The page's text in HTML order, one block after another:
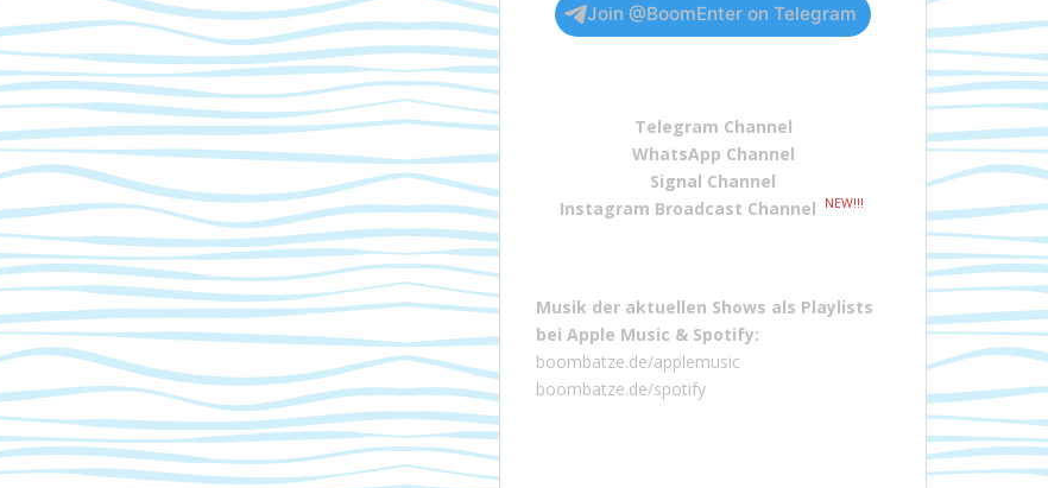
Join @BoomEnter on Telegram
Telegram Channel
WhatsApp Channel
Signal Channel
Instagram Broadcast Channel
NEW!!!
Musik der aktuellen Shows als Playlists
bei Apple Music & Spotify:
boombatze.de/applemusic
boombatze.de/spotify